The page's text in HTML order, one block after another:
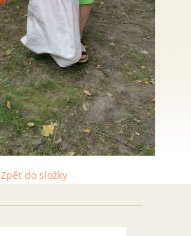
Zpět do složky